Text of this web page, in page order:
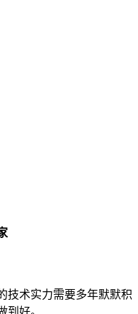
技术实力需要多年默默积
到好。